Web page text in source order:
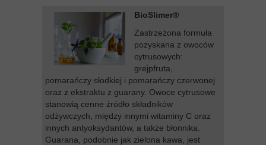
BioSlimer®
Zastrzeżona formuła
pozyskana z owoców
cytrusowych:
grejpfruta,
pomarańczy słodkiej i pomarańczy czerwonej
oraz z ekstraktu z guarany. Owoce cytrusowe
stanowią cenne źródło składników
odżywczych, między innymi witaminy C oraz
innych antyoksydantów, a także błonnika.
Guarana, podobnie jak zielona kawa, jest